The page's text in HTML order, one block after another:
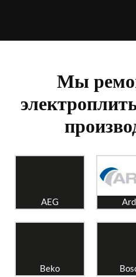
Мы
AEG
Beko